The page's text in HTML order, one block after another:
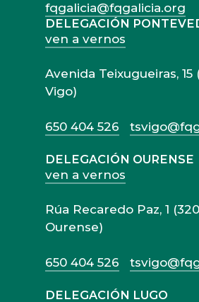
fqgalicia@fqgalicia.org
DELEGACIÓN
ven a vernos
Avenida Teixugueiras, 15
Vigo)
650 404 526
DELEGACIÓN OURENSE
ven a vernos
Rúa Recaredo Paz, 1
Ourense)
650 404 526
DELEGACIÓN LUGO